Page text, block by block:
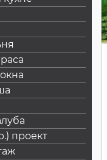
проект